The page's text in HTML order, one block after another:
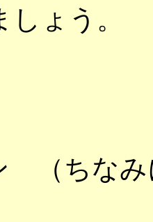
ょう。
（ちなみ